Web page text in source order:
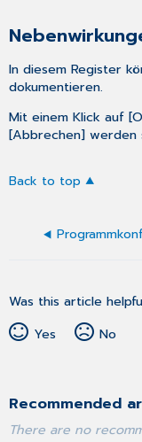
In diesem Register
dokumentieren.
Mit einem Klick auf
[Abbrechen] werden
Back to top
Was this article
Yes
No
Recommended
There are no